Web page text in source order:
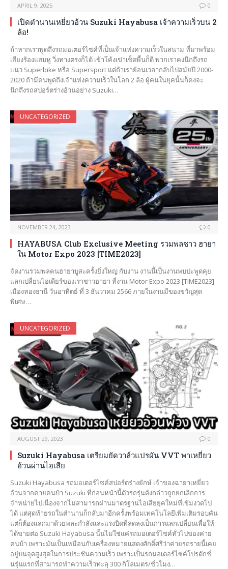
APRIL 9, 2025 0
เปิดตำนานเหยี่ยวอ้วน Suzuki Hayabusa เจ้าความเร็วบน 2
ล้อ!
ถ้าหากเราพูดถึงรถมอเตอร์ไซค์ที่เป็นเจ้าแห่งความเร็วในสนาม ที่มาพร้อม
เสียงร้องแสบหู วิ่งทางตรงก็ได้ เข้าโค้งเข่าเช็ดพื้นก็ดี พวกเราคงนึกถึงรถ
แนว Superbike หรือ Supersport แต่ถ้าเราย้อนเวลากลับไปสมัยปี 2000-
2020 ถ้ามีคนพูดถึงเจ้าแห่งความเร็วในโลก 2 ล้อ ผู้คนในยุคนั้นก็คงจะ
นึกถึงรถสปอร์ตร่างอ้วนอย่าง Suzuki…
UNCATEGORIZED
NOVEMBER 24, 2023 0
HAYABUSA Club Exclusive Meeting รวมพลชาว ฮายา
ใน Motor Expo 2023 [TIME2023]
จัดงานรวมพลคนฮายาบูสะครั้งยิ่งใหญ่ กับงาน งานนี้เป็นงานพบปะพูดคุย
แลกเปลี่ยนไอเดียร์ของเราชาวฮายา ที่งาน Motor Expo 2023 [TIME2023]
เมืองทองธานี วันอาทิตย์ ที่ 3 ธันวาคม 2566 ภายในงานมีของขวัญสุด
พิเศษ…
UNCATEGORIZED
AUGUST 29, 2023 0
Suzuki Hayabusa เตรียมยัดวาล์วแปรผัน VVT พาเหยี่ยว
อ้วนผ่านไอเสีย
Suzuki Hayabusa รถมอเตอร์ไซค์สปอร์ตร่างยักษ์ เจ้าของฉายาเหยี่ยว
อ้วนจากค่ายคนบ้า Suzuki ที่ก่อนหน้านี้ตัวรถรุ่นดังกล่าวถูกยกเลิกการ
จำหน่ายไปเนื่องจากไม่สามารถผ่านมาตรฐานไอเสียยุคใหม่ที่เข้มงวดไป
ได้ แต่สุดท้ายรถในตำนานก็กลับมาอีกครั้งพร้อมเทคโนโลยีเพิ่มเติมรอบคัน
แต่ก็ต้องแลกมาด้วยพละกำลังและแรงบิดที่ลดลงเป็นการแลกเปลี่ยนเพื่อให้
ได้ขายต่อ Suzuki Hayabusa นั้นไม่ใช่แค่รถมอเตอร์ไซค์ทั่วไปของค่าย
คนบ้า เพราะมันเป็นเหมือนกับเครื่องหมายแสดงศักดิ์ศรีว่าค่ายรถรายนี้เคย
อยู่บนจุดสูงสุดในการประชันความเร็ว เพราะเป็นรถมอเตอร์ไซค์โปรดักชั่
นรุ่นแรกที่สามารถทำความเร็วทะลุ 300 กิโลเมตร/ชั่วโมง…